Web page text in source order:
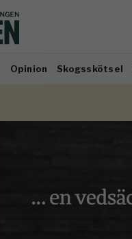
Opinion Skogsskötsel